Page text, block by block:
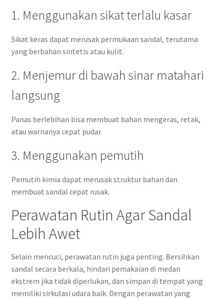
1. Menggunakan sikat terlalu kasar
Sikat keras dapat merusak permukaan sandal, terutama
yang berbahan sintetis atau kulit.
2. Menjemur di bawah sinar matahari
langsung
Panas berlebihan bisa membuat bahan mengeras, retak,
atau warnanya cepat pudar.
3. Menggunakan pemutih
Pemutih kimia dapat merusak struktur bahan dan
membuat sandal cepat rusak.
Perawatan Rutin Agar Sandal
Lebih Awet
Selain mencuci, perawatan rutin juga penting. Bersihkan
sandal secara berkala, hindari pemakaian di medan
ekstrem jika tidak diperlukan, dan simpan di tempat yang
memiliki sirkulasi udara baik. Dengan perawatan yang